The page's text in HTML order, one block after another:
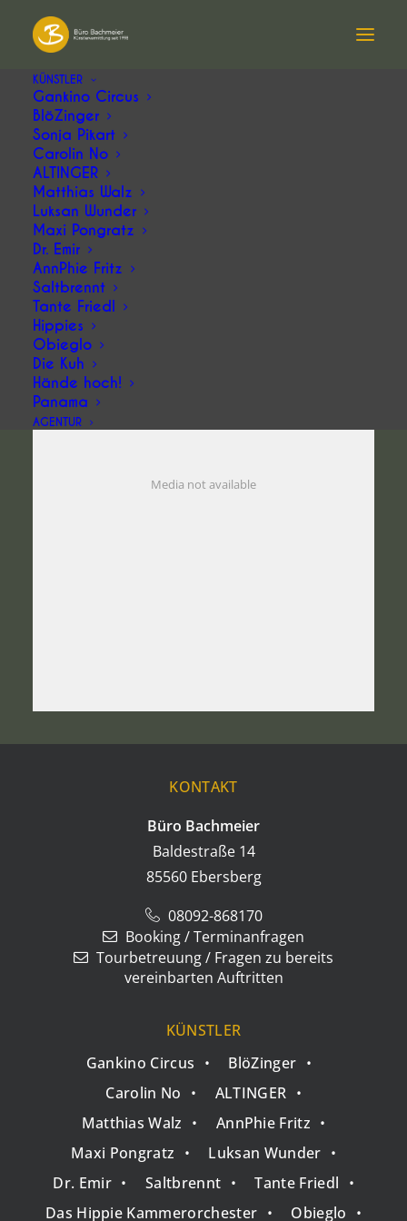
KÜNSTLER
Gankino Circus
BlöZinger
Sonja Pikart
Carolin No
ALTINGER
Matthias Walz
Luksan Wunder
Maxi Pongratz
Dr. Emir
AnnPhie Fritz
Saltbrennt
Tante Friedl
Hippies
Obieglo
Die Kuh
Hände hoch!
Panama
AGENTUR
Sonja Pikart auf Ö1
Sonja Pikart in einem Beitrag der Ö1-
SendungContra
Media not available
KONTAKT
Büro Bachmeier
Baldestraße 14
85560 Ebersberg
08092-868170
Booking / Terminanfragen
Tourbetreuung / Fragen zu bereits
vereinbarten Auftritten
KÜNSTLER
Gankino Circus • BlöZinger •
Carolin No • ALTINGER •
Matthias Walz • AnnPhie Fritz •
Maxi Pongratz • Luksan Wunder •
Dr. Emir • Saltbrennt • Tante Friedl •
Das Hippie Kammerorchester • Obieglo •